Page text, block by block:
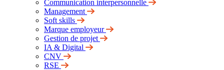
Communication interpersonnelle
Management
Soft skills
Marque employeur
Gestion de projet
IA & Digital
CNV
RSE